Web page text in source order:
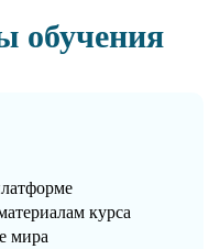
обучения
курса
мира